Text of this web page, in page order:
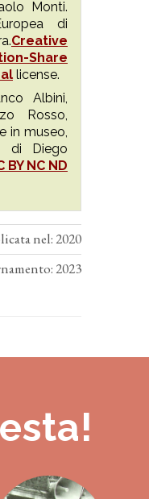
Monti.
di
Creative
Share
license.
Albini,
Rosso,
in museo,
di Diego
BY NC ND
nel: 2020
2023